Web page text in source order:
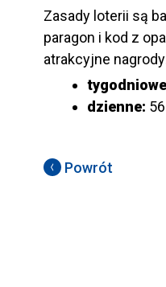
Zasady loterii są
paragon i kod z
atrakcyjne
dzienne:
Powrót